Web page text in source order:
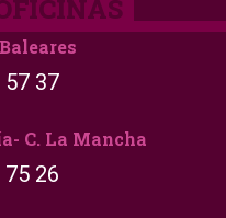
57 37
C. La Mancha
75 26